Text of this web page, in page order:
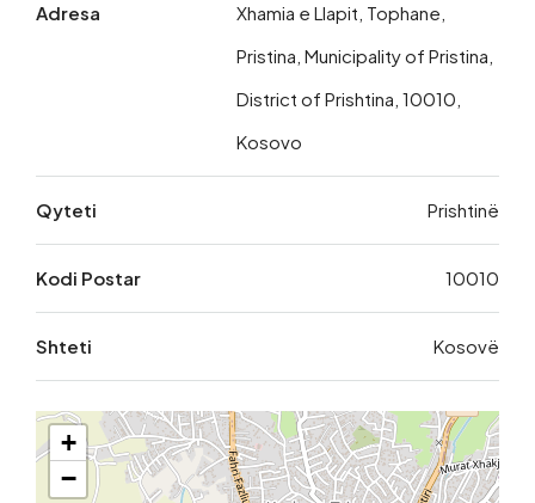
Adresa
Xhamia e Llapit, Tophane,
Pristina, Municipality of Pristina,
District of Prishtina, 10010,
Kosovo
Qyteti Prishtinë
Kodi Postar 10010
Shteti Kosovë
+
−